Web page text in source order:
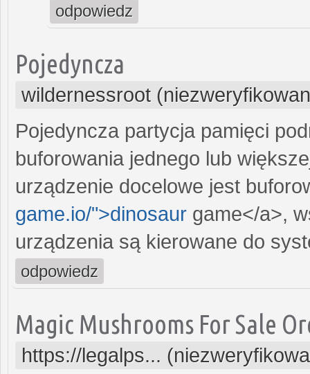
odpowiedz
Pojedyncza
wildernessroot
Pojedyncza partycja pamięci
buforowania jednego lub
urządzenie docelowe jest
game.io/">dinosaur game</a>,
urządzenia są kierowane do
odpowiedz
Magic Mushrooms For Sale
https://legalps...